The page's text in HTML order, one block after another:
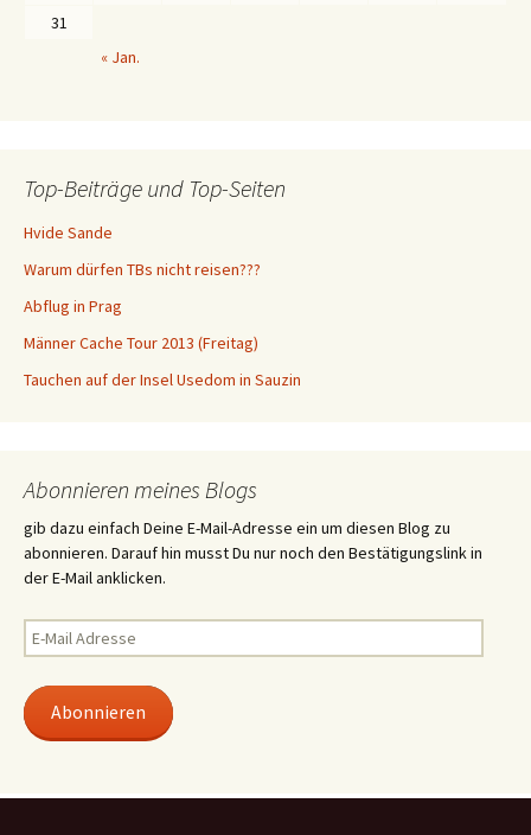
31
« Jan.
Top-Beiträge und Top-Seiten
Hvide Sande
Warum dürfen TBs nicht reisen???
Abflug in Prag
Männer Cache Tour 2013 (Freitag)
Tauchen auf der Insel Usedom in Sauzin
Abonnieren meines Blogs
gib dazu einfach Deine E-Mail-Adresse ein um diesen Blog zu
abonnieren. Darauf hin musst Du nur noch den Bestätigungslink in
der E-Mail anklicken.
E-
Mail
Abonnieren